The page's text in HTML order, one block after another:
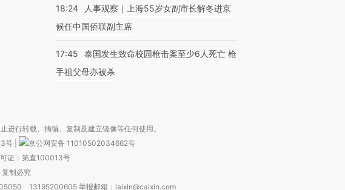
18:24
人事观察｜上海55岁女副市长解冬进京
候任中国侨联副主席
17:45
泰国发生致命校园枪击案至少6人死亡 枪
手祖父母亦被杀
行转载、摘编、复制及建立镜像等任何使用。
号
京公网安备 11010502034662号
证：第直100013号
制必究
13195200605 举报邮箱：laixin@caixin.com